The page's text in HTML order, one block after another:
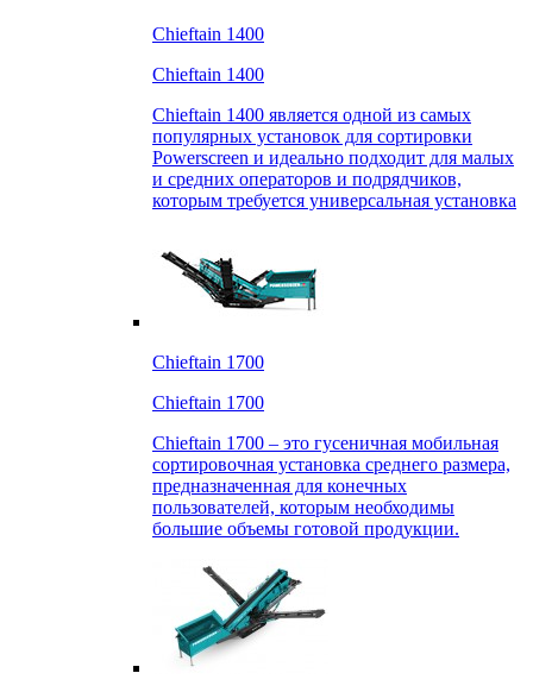
Chieftain 1400
Chieftain 1400
Chieftain 1400 является одной из самых
популярных установок для сортировки
Powerscreen и идеально подходит для малых
и средних операторов и подрядчиков,
которым требуется универсальная установка
Chieftain 1700
Chieftain 1700
Chieftain 1700 – это гусеничная мобильная
сортировочная установка среднего размера,
предназначенная для конечных
пользователей, которым необходимы
большие объемы готовой продукции.